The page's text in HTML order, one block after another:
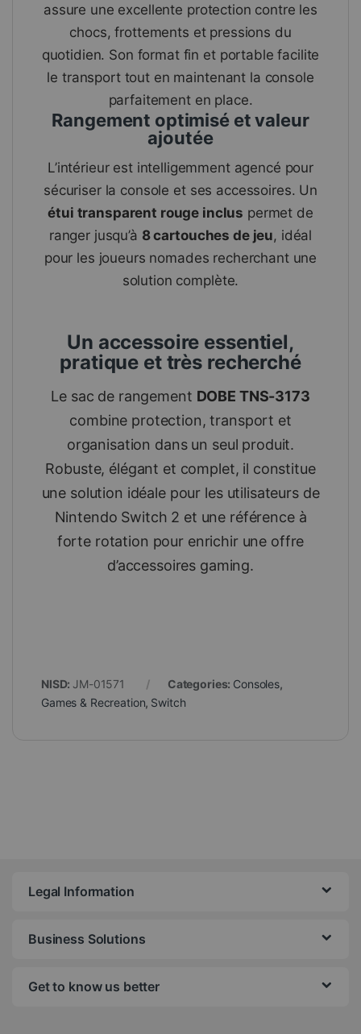
assure une excellente protection contre les
chocs, frottements et pressions du
quotidien. Son format fin et portable facilite
le transport tout en maintenant la console
parfaitement en place.
Rangement optimisé et valeur
ajoutée
L’intérieur est intelligemment agencé pour
sécuriser la console et ses accessoires. Un
étui transparent rouge inclus permet de
ranger jusqu’à 8 cartouches de jeu, idéal
pour les joueurs nomades recherchant une
solution complète.
Un accessoire essentiel,
pratique et très recherché
Le sac de rangement DOBE TNS-3173
combine protection, transport et
organisation dans un seul produit.
Robuste, élégant et complet, il constitue
une solution idéale pour les utilisateurs de
Nintendo Switch 2 et une référence à
forte rotation pour enrichir une offre
d’accessoires gaming.
NISD: JM-01571 Categories: Consoles,
Games & Recreation, Switch
Legal Information
Business Solutions
Get to know us better